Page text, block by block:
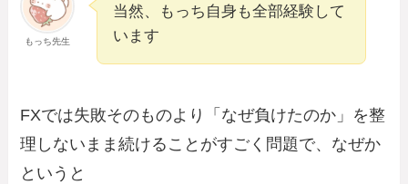
もっち先生
当然、もっち自身も全部経験して
います
FXでは失敗そのものより「なぜ負けたのか」を整
理しないまま続けることがすごく問題で、なぜか
というと